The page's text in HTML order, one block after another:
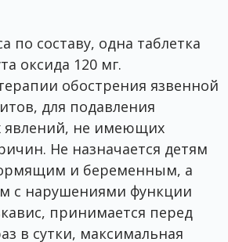
по составу, одна таблетка
оксида 120 мг.
обострения язвенной
для подавления
явлений, не имеющих
Не назначается детям
и беременным, а
с нарушениями функции
принимается перед
в сутки, максимальная